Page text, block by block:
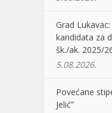
Grad
kandidata za
šk./ak. 2025/
5.08.2026.
Povećane
Jelić”